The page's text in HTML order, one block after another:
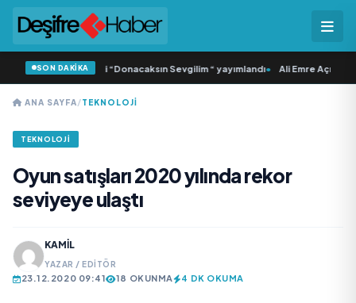
SON DAKİKA
‘dan İkinci Tekli “Donacaksın Sevgilim “ yayımlandı• Ali Emre Açıkgöz
ANA SAYFA/TEKNOLOJI
TEKNOLOJI
Oyun satışları 2020 yılında rekor
seviyeye ulaştı
KAMIL
YAZAR / EDITÖR
23.12.2020 09:41 18 OKUNMA 4 DK OKUMA